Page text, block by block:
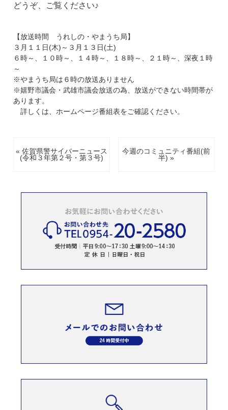
どうぞ、
ご覧ください♪
【放送時間 うれしの・やまうち局】
３月１１日(木)～３月１３日(土)
６時～、１０時～、１４時～、１８時～、２１時～、深夜１時
～
※やまうち局は６時の放送ありません
※嬉野市議会・武雄市議会放送の為、放送ができない時間帯が
あります。
詳しくは、ホームページ番組表をご確認ください。
« 佐賀県警サイバーニュース
(令和３年第２号・第３号)
今週のコミュニティ番組(前
半) »